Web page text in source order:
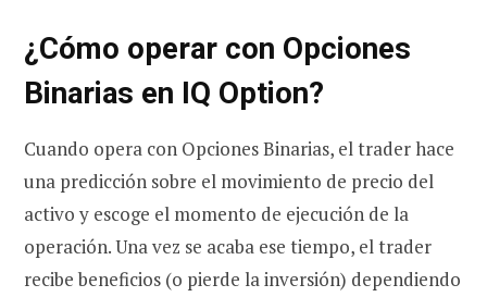
¿Cómo operar con Opciones
Binarias en IQ Option?
Cuando opera con Opciones Binarias, el trader hace
una predicción sobre el movimiento de precio del
activo y escoge el momento de ejecución de la
operación. Una vez se acaba ese tiempo, el trader
recibe beneficios (o pierde la inversión) dependiendo